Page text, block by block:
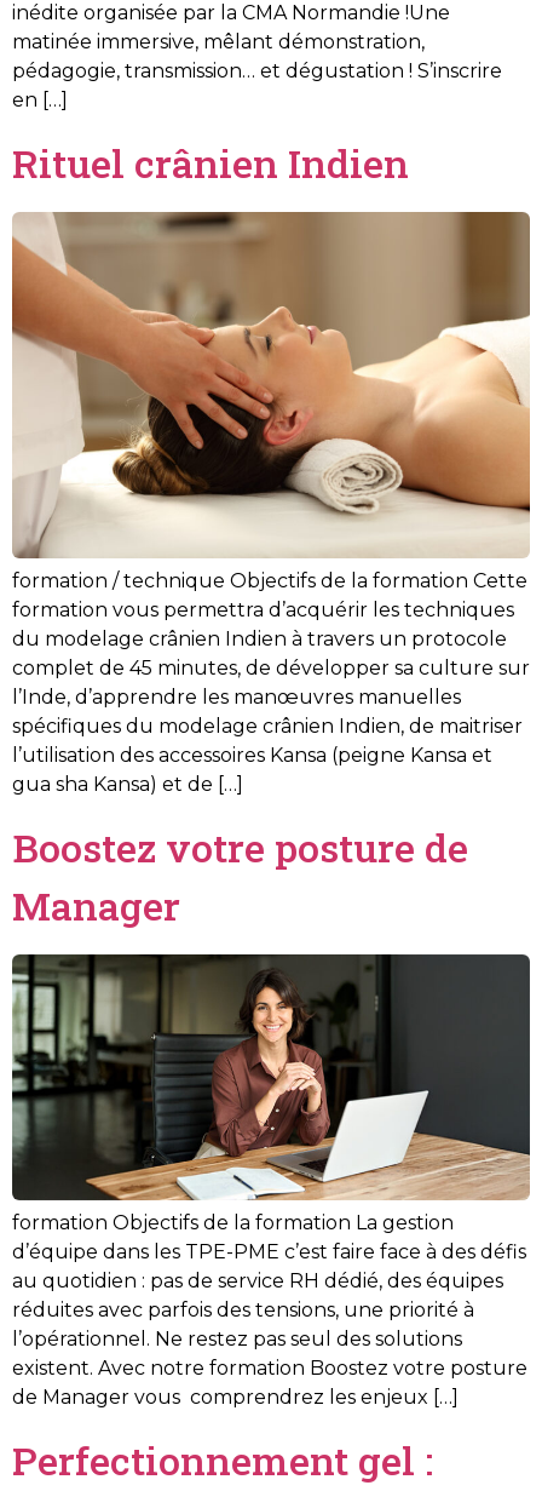
inédite organisée par la CMA Normandie !Une
matinée immersive, mêlant démonstration,
pédagogie, transmission… et dégustation ! S’inscrire
en […]
Rituel crânien Indien
formation / technique Objectifs de la formation Cette
formation vous permettra d’acquérir les techniques
du modelage crânien Indien à travers un protocole
complet de 45 minutes, de développer sa culture sur
l’Inde, d’apprendre les manœuvres manuelles
spécifiques du modelage crânien Indien, de maitriser
l’utilisation des accessoires Kansa (peigne Kansa et
gua sha Kansa) et de […]
Boostez votre posture de
Manager
formation Objectifs de la formation La gestion
d’équipe dans les TPE-PME c’est faire face à des défis
au quotidien : pas de service RH dédié, des équipes
réduites avec parfois des tensions, une priorité à
l’opérationnel. Ne restez pas seul des solutions
existent. Avec notre formation Boostez votre posture
de Manager vous comprendrez les enjeux […]
Perfectionnement gel :